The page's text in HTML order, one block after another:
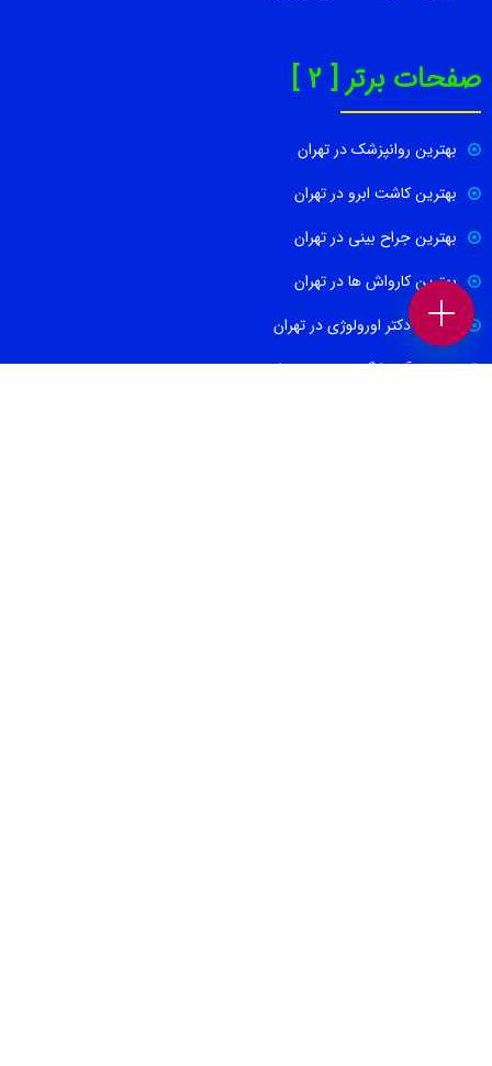
صفحات برتر [ 2 ]
بهترین روانپزشک در تهران
بهترین کاشت ابرو در تهران
بهترین جراح بینی در تهران
بهترین کارواش ها در تهران
بهترین دکتر اورولوژی در تهران
بهترین آموزشگاه موسیقی تهران